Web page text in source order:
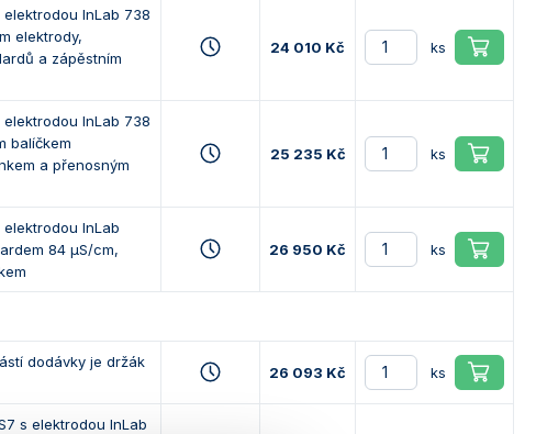
InLab 738
elektrody,
a zápěstním
24 010 Kč ks
InLab 738
balíčkem
a přenosným
25 235 Kč ks
InLab
84 µS/cm,
26 950 Kč ks
dodávky je držák
26 093 Kč ks
s elektrodou InLab